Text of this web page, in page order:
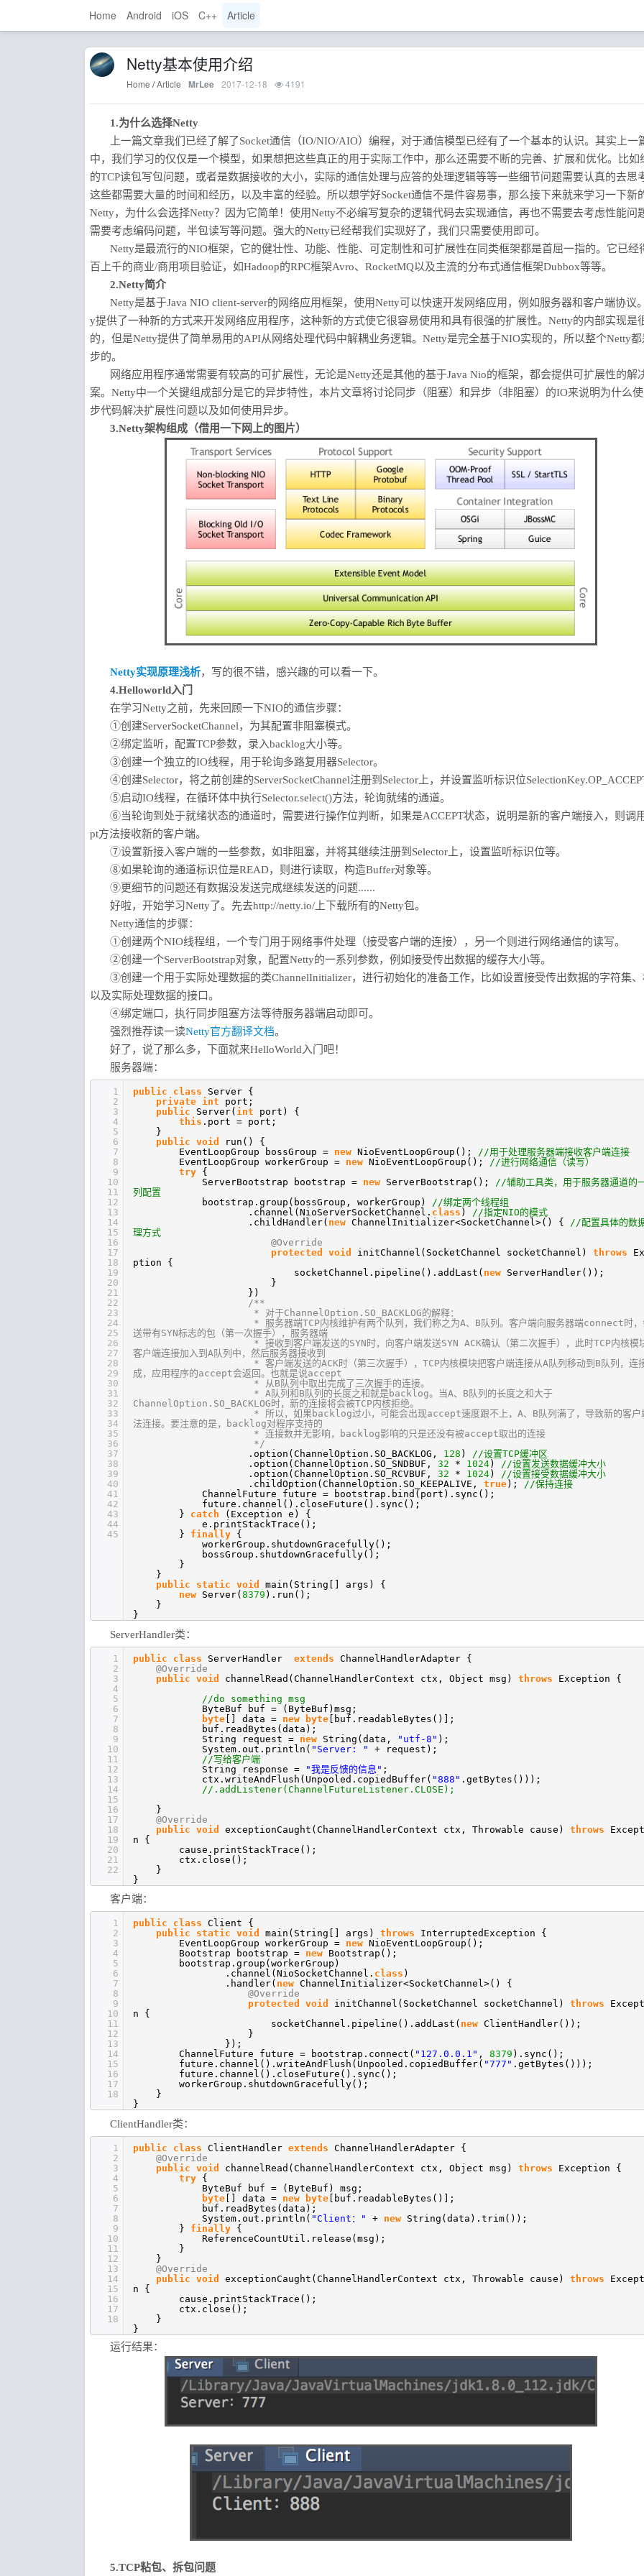
Home Android iOS C++ Article
Netty基本使用介绍
Home / Article MrLee 2017-12-18 4191
1.为什么选择Netty
上一篇文章我们已经了解了Socket通信（IO/NIO/AIO）编程，对于通信模型已经有了一个基本的认识。其实上一
中，我们学习的仅仅是一个模型，如果想把这些真正的用于实际工作中，那么还需要不断的完善、扩展和优化。比如
的TCP读包写包问题，或者是数据接收的大小，实际的通信处理与应答的处理逻辑等等一些细节问题需要认真的去思
这些都需要大量的时间和经历，以及丰富的经验。所以想学好Socket通信不是件容易事，那么接下来就来学习一下新
Netty，为什么会选择Netty？因为它简单！使用Netty不必编写复杂的逻辑代码去实现通信，再也不需要去考虑性能问
需要考虑编码问题，半包读写等问题。强大的Netty已经帮我们实现好了，我们只需要使用即可。
Netty是最流行的NIO框架，它的健壮性、功能、性能、可定制性和可扩展性在同类框架都是首屈一指的。它已经
百上千的商业/商用项目验证，如Hadoop的RPC框架Avro、RocketMQ以及主流的分布式通信框架Dubbox等等。
2.Netty简介
Netty是基于Java NIO client-server的网络应用框架，使用Netty可以快速开发网络应用，例如服务器和客户端协议
y提供了一种新的方式来开发网络应用程序，这种新的方式使它很容易使用和具有很强的扩展性。Netty的内部实现是
的，但是Netty提供了简单易用的API从网络处理代码中解耦业务逻辑。Netty是完全基于NIO实现的，所以整个Netty
步的。
网络应用程序通常需要有较高的可扩展性，无论是Netty还是其他的基于Java Nio的框架，都会提供可扩展性的解
案。Netty中一个关键组成部分是它的异步特性，本片文章将讨论同步（阻塞）和异步（非阻塞）的IO来说明为什么
步代码解决扩展性问题以及如何使用异步。
3.Netty架构组成（借用一下网上的图片）
Netty实现原理浅析，写的很不错，感兴趣的可以看一下。
4.Helloworld入门
在学习Netty之前，先来回顾一下NIO的通信步骤：
①创建ServerSocketChannel，为其配置非阻塞模式。
②绑定监听，配置TCP参数，录入backlog大小等。
③创建一个独立的IO线程，用于轮询多路复用器Selector。
④创建Selector，将之前创建的ServerSocketChannel注册到Selector上，并设置监听标识位
⑤启动IO线程，在循环体中执行Selector.select()方法，轮询就绪的通道。
⑥当轮询到处于就绪状态的通道时，需要进行操作位判断，如果是ACCEPT状态，说明是新的客户端接入，则调
pt方法接收新的客户端。
⑦设置新接入客户端的一些参数，如非阻塞，并将其继续注册到Selector上，设置监听标识位等。
⑧如果轮询的通道标识位是READ，则进行读取，构造Buffer对象等。
⑨更细节的问题还有数据没发送完成继续发送的问题......
好啦，开始学习Netty了。先去http://netty.io/上下载所有的Netty包。
Netty通信的步骤：
①创建两个NIO线程组，一个专门用于网络事件处理（接受客户端的连接），另一个则进行网络通信的读写。
②创建一个ServerBootstrap对象，配置Netty的一系列参数，例如接受传出数据的缓存大小等。
③创建一个用于实际处理数据的类ChannelInitializer，进行初始化的准备工作，比如设置接受传出数据的字符集
以及实际处理数据的接口。
④绑定端口，执行同步阻塞方法等待服务器端启动即可。
强烈推荐读一读Netty官方翻译文档。
好了，说了那么多，下面就来HelloWorld入门吧！
服务器端：
1
2
3
4
5
6
7
8
9
10
11
12
13
14
15
16
17
18
19
20
21
22
23
24
25
26
27
28
29
30
31
32
33
34
35
36
37
38
39
40
41
42
43
44
45
public class
Server {
private int
port;
public
Server( int
port) {
this .port = port;
}
public void
run() {
EventLoopGroup bossGroup = new NioEventLoopGroup();
//用于处理服务器端接收客户端连接
EventLoopGroup workerGroup = new NioEventLoopGroup();
//进行网络通信（读写）
try {
ServerBootstrap bootstrap = new ServerBootstrap();
//辅助工具类，用于服务器通道的
列配置
bootstrap.group(bossGroup, workerGroup)
//绑定两个线程组
.channel(NioServerSocketChannel. class )
//指定NIO的模式
.childHandler( new ChannelInitializer<SocketChannel>() {
//配置具体的数
理方式
@Override
protected
void initChannel(SocketChannel socketChannel) throws
ption {
socketChannel.pipeline().addLast( new ServerHandler());
}
})
/**
* 对于ChannelOption.SO_BACKLOG的解释：
* 服务器端TCP内核维护有两个队列，我们称之为A、B队列。客户端向服务器端connect时
送带有SYN标志的包（第一次握手），服务器端
* 接收到客户端发送的SYN时，向客户端发送SYN ACK确认（第二次握手），此时TCP内核模
客户端连接加入到A队列中，然后服务器接收到
* 客户端发送的ACK时（第三次握手），TCP内核模块把客户端连接从A队列移动到B队列，连
成，应用程序的accept会返回。也就是说accept
* 从B队列中取出完成了三次握手的连接。
* A队列和B队列的长度之和就是backlog。当A、B队列的长度之和大于
ChannelOption.SO_BACKLOG时，新的连接将会被TCP内核拒绝。
* 所以，如果backlog过小，可能会出现accept速度跟不上，A、B队列满了，导致新的客户
法连接。要注意的是，backlog对程序支持的
* 连接数并无影响，backlog影响的只是还没有被accept取出的连接
*/
.option(ChannelOption.SO_BACKLOG, 128 )
//设置TCP缓冲区
.option(ChannelOption.SO_SNDBUF, 32 * 1024 )
//设置发送数据缓冲大小
.option(ChannelOption.SO_RCVBUF, 32 * 1024 )
//设置接受数据缓冲大小
.childOption(ChannelOption.SO_KEEPALIVE, true );
//保持连接
ChannelFuture future = bootstrap.bind(port).sync();
future.channel().closeFuture().sync();
} catch
(Exception e) {
e.printStackTrace();
} finally {
workerGroup.shutdownGracefully();
bossGroup.shutdownGracefully();
}
}
public
static void
main(String[] args) {
new Server( 8379 ).run();
}
}
ServerHandler类：
1
2
3
4
5
6
7
8
9
10
11
12
13
14
15
16
17
18
19
20
21
22
public class ServerHandler extends ChannelHandlerAdapter {
@Override
public void channelRead(ChannelHandlerContext ctx, Object msg) throws
Exception {
//do something msg
ByteBuf buf = (ByteBuf)msg;
byte [] data = new byte [buf.readableBytes()];
buf.readBytes(data);
String request = new String(data, "utf-8" );
System.out.println( "Server: "
+ request);
//写给客户端
String response =
"我是反馈的信息" ;
ctx.writeAndFlush(Unpooled.copiedBuffer( "888" .getBytes()));
//.addListener(ChannelFutureListener.CLOSE);
}
@Override
public void exceptionCaught(ChannelHandlerContext ctx, Throwable cause) throws
n {
cause.printStackTrace();
ctx.close();
}
}
客户端：
1
2
3
4
5
6
7
8
9
10
11
12
13
14
15
16
17
18
public class Client {
public
static void main(String[] args) throws
InterruptedException {
EventLoopGroup workerGroup = new NioEventLoopGroup();
Bootstrap bootstrap = new Bootstrap();
bootstrap.group(workerGroup)
.channel(NioSocketChannel. class )
.handler( new ChannelInitializer<SocketChannel>() {
@Override
protected
void initChannel(SocketChannel socketChannel) throws
n {
socketChannel.pipeline().addLast( new ClientHandler());
}
});
ChannelFuture future = bootstrap.connect( "127.0.0.1" , 8379 ).sync();
future.channel().writeAndFlush(Unpooled.copiedBuffer( "777" .getBytes()));
future.channel().closeFuture().sync();
workerGroup.shutdownGracefully();
}
}
ClientHandler类：
1
2
3
4
5
6
7
8
9
10
11
12
13
14
15
16
17
18
public class ClientHandler extends ChannelHandlerAdapter {
@Override
public void channelRead(ChannelHandlerContext ctx, Object msg) throws
Exception {
try {
ByteBuf buf = (ByteBuf) msg;
byte [] data = new byte [buf.readableBytes()];
buf.readBytes(data);
System.out.println( "Client：" + new String(data).trim());
} finally {
ReferenceCountUtil.release(msg);
}
}
@Override
public void exceptionCaught(ChannelHandlerContext ctx, Throwable cause) throws
n {
cause.printStackTrace();
ctx.close();
}
}
运行结果：
5.TCP粘包、拆包问题